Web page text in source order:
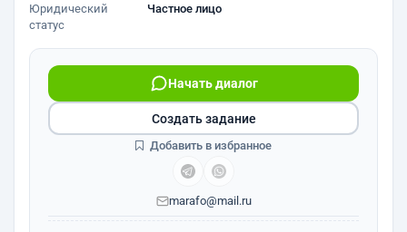
Юридический
статус
Частное лицо
Начать диалог
marafo@mail.ru
Создать задание
Добавить в избранное